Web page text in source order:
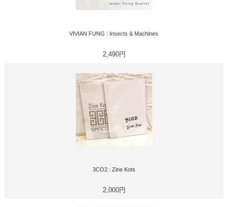
VIVIAN FUNG : Insects & Machines
2,490円
3CO2 : Zine Kots
2,000円